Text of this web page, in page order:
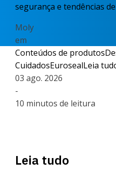
segurança e tendências
Moly
em
Conteúdos de produtos
CuidadosEurosealLeia
03 ago. 2026
-
10 minutos de leitura
Leia tudo